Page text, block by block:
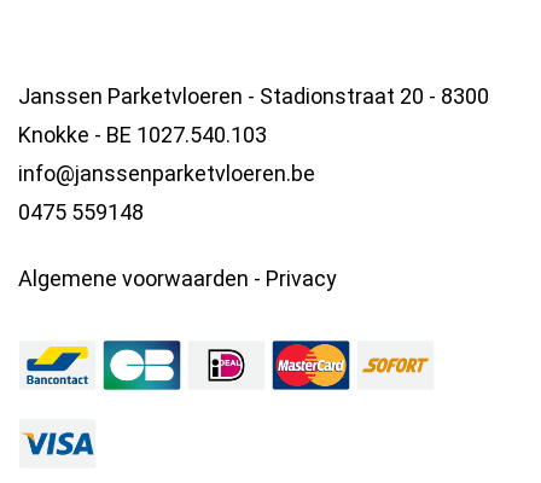
Janssen Parketvloeren - Stadionstraat 20 - 8300
Knokke - BE 1027.540.103
info@janssenparketvloeren.be
0475 559148
Algemene voorwaarden - Privacy